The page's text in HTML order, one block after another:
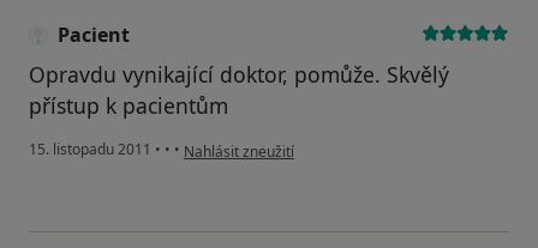
Pacient
Opravdu vynikající doktor, pomůže. Skvělý
přístup k pacientům
15. listopadu 2011 • • • podle názoru uživatele Pacient
Nahlásit zneužití